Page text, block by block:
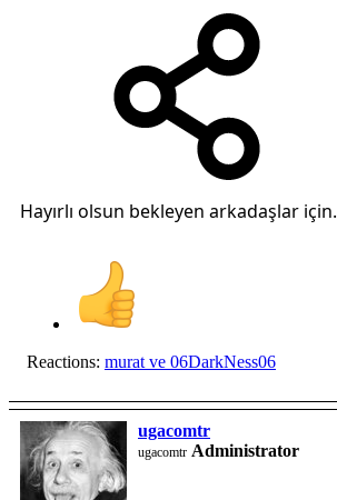
Hayırlı olsun bekleyen arkadaşlar için.
Reactions: murat ve 06DarkNess06
ugacomtr
ugacomtr Administrator